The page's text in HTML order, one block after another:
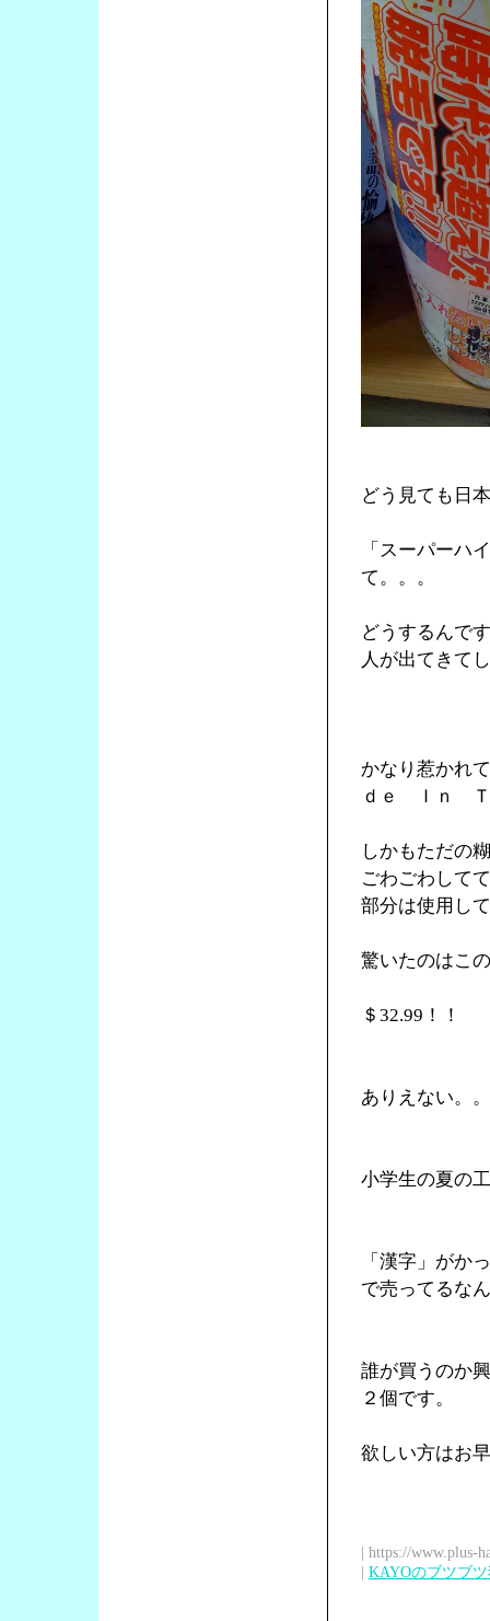
どう見ても日
「スーパーハ
て。。。
どうするんで
人が出てきて
かなり惹かれ
ｄｅ Ｉｎ Ｔ
しかもただの
ごわごわして
部分は使用し
驚いたのはこ
＄32.99！！
ありえない。
小学生の夏の
「漢字」がか
で売ってるな
誰が買うのか
２個です。
欲しい方はお
| https://www.plus-
| KAYOのブツブ